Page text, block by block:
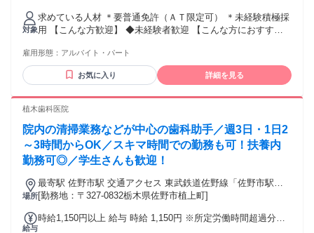
れる通勤・皆勤・家族手当金額：あり 全員に一律で支払われ
るその他手当金額：あり ※施工能力に応じる ※残業代別途支
給 ※家族手当(扶養の方1名につき5,000円支給/月) ※住宅手当
１万円/月 ※他手当あり
対象
求めている人材 ＊要普通免許（ＡＴ限定可） ＊未経験積極採
用 【こんな方歓迎】 ◆未経験者歓迎 【こんな方におすす
用実績のある職場で働きたい □イチから丁寧に教えてもらえ
る環境で働きたい □キャリアチェンジを考えている □手に職を
つけて長期で働きたい □実力･経験に応じて正しく評価される
い
雇用形態： アルバイト・パート
お気に入り 詳細を見る
植木歯科医院
院内の清掃業務などが中心の歯科助手／週3日・1日2
～3時間からOK／スキマ時間での勤務も可！扶養内
勤務可◎／学生さんも歓迎！
場所
最寄駅 佐野市駅 交通アクセス 東武鉄道佐野線「佐野市駅」
より車で約5分 ＊車通勤OK ＊バイク通勤OK
[勤務地：〒327-0832栃木県佐野市植上町]
給与
時給1,150円以上 給与 時給 1,150円 ※所定労働時間超過分の